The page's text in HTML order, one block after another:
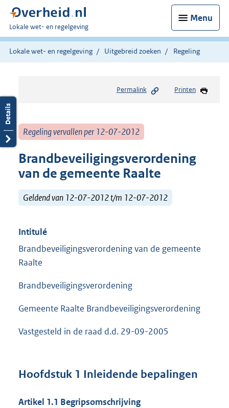
Menu
U
bent
hier:
Lokale wet- en regelgeving
Lokale wet- en regelgeving Uitgebreid zoeken Regeling
Permalink Printen
Regeling vervallen per 12-07-2012
Brandbeveiligingsverordening
van de gemeente Raalte
Geldend van 12-07-2012 t/m 12-07-2012
Intitulé
Brandbeveiligingsverordening van de gemeente
Raalte
Brandbeveiligingsverordening
Gemeente Raalte Brandbeveiligingsverordening
Vastgesteld in de raad d.d. 29-09-2005
Hoofdstuk 1 Inleidende bepalingen
Artikel 1.1 Begripsomschrijving